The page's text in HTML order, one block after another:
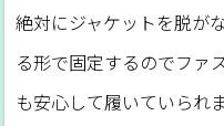
絶対にジャケットを脱が
る形で固定するのでファ
も安心して履いていられま